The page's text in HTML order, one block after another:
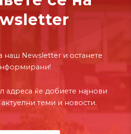
наш Newsletter и останете
адреса ќе добиете најнови
теми и новости.